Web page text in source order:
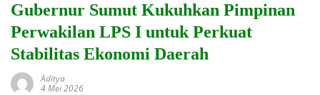
Gubernur Sumut Kukuhkan Pimpinan
Perwakilan LPS I untuk Perkuat
Stabilitas Ekonomi Daerah
Aditya
4 Mei 2026